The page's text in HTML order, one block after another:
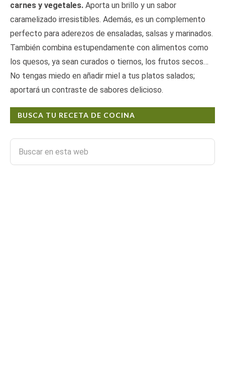
carnes y vegetales. Aporta un brillo y un sabor
caramelizado irresistibles. Además, es un complemento
perfecto para aderezos de ensaladas, salsas y marinados.
También combina estupendamente con alimentos como
los quesos, ya sean curados o tiernos, los frutos secos…
No tengas miedo en añadir miel a tus platos salados;
aportará un contraste de sabores delicioso.
BUSCA TU RECETA DE COCINA